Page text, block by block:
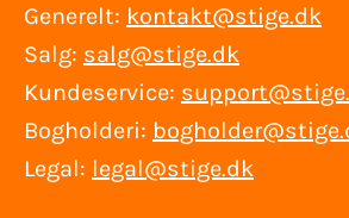
Generelt: kontakt@stige.dk
Salg: salg@stige.dk
Kundeservice:
Bogholderi:
Legal: legal@stige.dk